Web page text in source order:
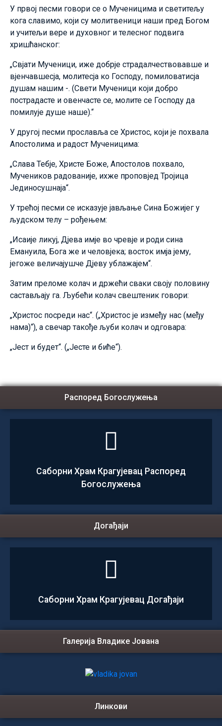
У првој песми говори се о Мученицима и светитељу
кога славимо, који су молитвеници наши пред Богом
и учитељи вере и духовног и телесног подвига
хришћанског:
„Свјати Мученици, иже добрје страдалчествовавше и
вјенчавшесја, молитесја ко Господу, помиловатисја
душам нашим -. (Свети Мученици који добро
пострадасте и овенчасте се, молите се Господу да
помилује душе наше).“
У другој песми прославља се Христос, који је похвала
Апостолима и радост Мученицима:
„Слава Тебје, Христе Боже, Апостолов похвало,
Мучеников радованије, ихже проповјед Тројица
Јединосушнаја“.
У трећој песми се исказује јављање Сина Божијег у
људском телу – рођењем:
„Исаије ликуј, Дјева имје во чревје и роди сина
Емануила, Бога же и человјека; восток имја јему,
јегоже величајушче Дјеву ублажајем“.
Затим преломе колач и држећи сваки своју половину
састављају га. Љубећи колач свештеник говори:
„Христос посреди нас“. („Христос је између нас (међу
нама)“), а свечар такође љуби колач и одговара:
„Јест и будет“. („Јесте и биће“).
Распоред Богослужења
Саборни Храм Крагујевац Распоред
Богослужења
Догађаји
Саборни Храм Крагујевац Догађаји
Галерија Владике Јована
Линкови